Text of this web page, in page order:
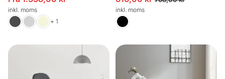
inkl. moms
+ 1
inkl. moms